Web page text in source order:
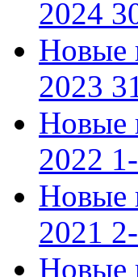
2024
Новые
2023
Новые
2022
Новые
2021
Новые